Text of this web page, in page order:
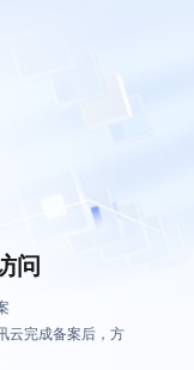
问
云完成备案后，方